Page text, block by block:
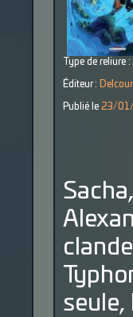
Type de reliure :
Éditeur :
Publié le 23/
seule,